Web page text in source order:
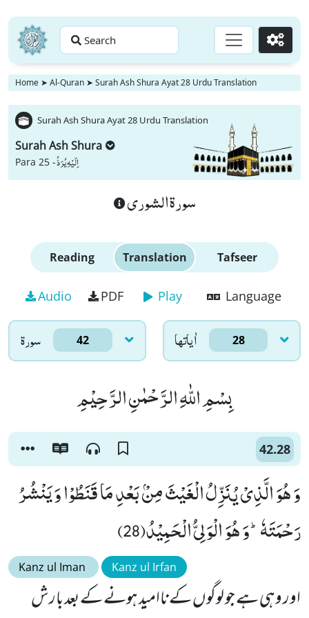
Search Go
Home ➤ Al-Quran ➤ Surah Ash Shura Ayat 28 Urdu Translation
Surah Ash Shura Ayat 28 Urdu Translation
Surah Ash Shura
Para 25 -اِلَیْهِ یُرَدُّ
سورة الشورى
Reading Translation Tafseer
Audio PDF Play Language
سورۃ 42 اٰياتها 28
بِسْمِ اللّٰهِ الرَّحْمٰنِ الرَّحِیْمِ
42.28
وَ هُوَ الَّذِیْ یُنَزِّلُ الْغَیْثَ مِنْۢ بَعْدِ مَا قَنَطُوْا وَ یَنْشُرُ
رَحْمَتَهٗؕ-وَ هُوَ الْوَلِیُّ الْحَمِیْدُ(28)
Kanz ul Iman Kanz ul Irfan
اور وہی ہے جو لوگوں کے ناامید ہونے کے بعد بارش